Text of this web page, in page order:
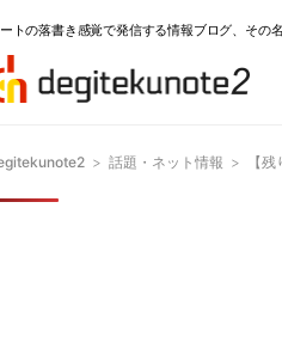
トの落書き感覚で発信する情報ブログ、その
> 話題・ネット情報 > 【